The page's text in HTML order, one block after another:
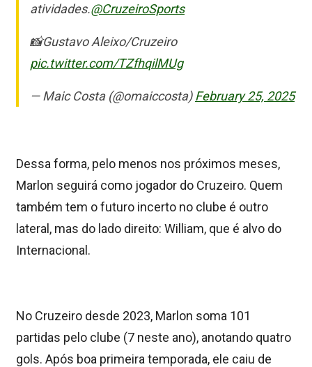
atividades.@CruzeiroSports
📸Gustavo Aleixo/Cruzeiro
pic.twitter.com/TZfhqilMUg
— Maic Costa (@omaiccosta)February 25, 2025
Dessa forma, pelo menos nos próximos meses,
Marlon seguirá como jogador do Cruzeiro. Quem
também tem o futuro incerto no clube é outro
lateral, mas do lado direito: William, que é alvo do
Internacional.
No Cruzeiro desde 2023, Marlon soma 101
partidas pelo clube (7 neste ano), anotando quatro
gols. Após boa primeira temporada, ele caiu de